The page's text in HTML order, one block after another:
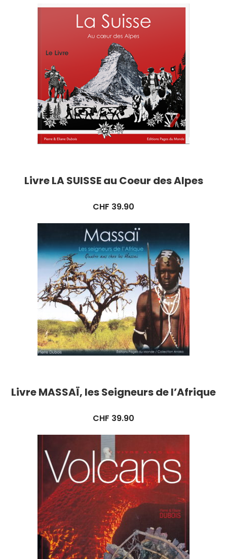
Livre LA SUISSE au Coeur des Alpes
CHF 39.90
Livre MASSAÏ, les Seigneurs de l’Afrique
CHF 39.90